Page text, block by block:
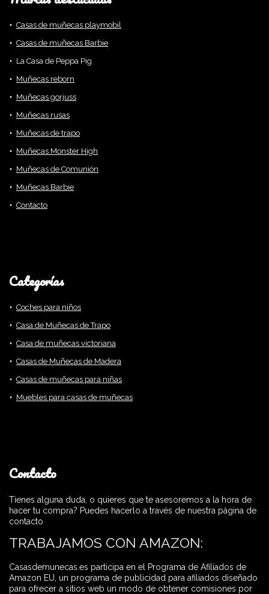
Casas de muñecas playmobil
Casas de muñecas Barbie
La Casa de Peppa Pig
Muñecas reborn
Muñecas gorjuss
Muñecas rusas
Muñecas de trapo
Muñecas Monster High
Muñecas de Comunión
Muñecas Barbie
Contacto
Categorías
Coches para niños
Casa de Muñecas de Trapo
Casa de muñecas victoriana
Casas de Muñecas de Madera
Casas de muñecas para niñas
Muebles para casas de muñecas
Contacto
Tienes alguna duda, o quieres que te asesoremos a la hora de
hacer tu compra? Puedes hacerlo a través de nuestra página de
contacto
TRABAJAMOS CON AMAZON:
Casasdemunecas.es participa en el Programa de Afiliados de
Amazon EU, un programa de publicidad para afiliados diseñado
para ofrecer a sitios web un modo de obtener comisiones por